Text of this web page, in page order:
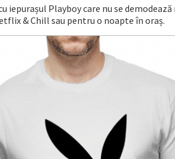
iepurașul Playboy care nu se
& Chill sau pentru o noapte în oraș.